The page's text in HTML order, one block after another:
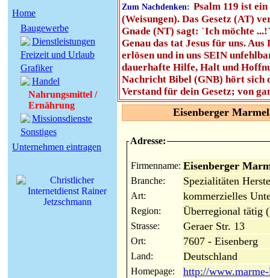
Home
Baugewerbe
Dienstleistungen
Freizeit und Urlaub
Grafiker
Handel
Nahrungsmittel /
Ernährung
Missionsdienste
Sonstiges
Unternehmen eintragen
Zum Nachdenken: Psalm 119 ist
(Weisungen). Das Gesetz (AT)
Gnade (NT) sagt: `Ich möchte
Genau das tat Jesus für uns.
erlösen und in uns SEIN
dauerhafte Hilfe, Halt und
Nachricht Bibel (GNB) hört sich
Verstand für dein Gesetz; von
Eisenberger
Adresse:
Firmenname: Eisenberger
Branche: Spezialitäten
Art: kommerzielles
Region: Überregional tätig
Strasse: Geraer Str. 13
Ort: 7607 - Eisenberg
Land: Deutschland
Homepage: http://